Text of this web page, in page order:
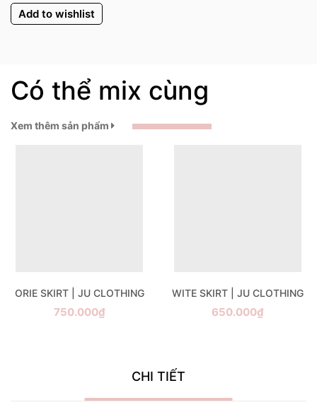
Add to wishlist
Có thể mix cùng
Xem thêm sản phẩm
ORIE SKIRT | JU CLOTHING
750.000₫
WITE SKIRT | JU CLOTHING
650.000₫
CHI TIẾT